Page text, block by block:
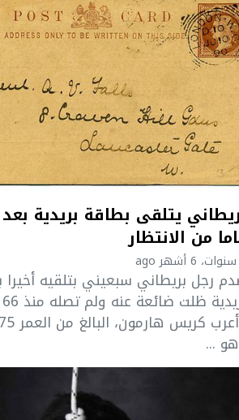
من الانتظار
رجل بريطاني سبعيني بتلقيه أخيرا
...